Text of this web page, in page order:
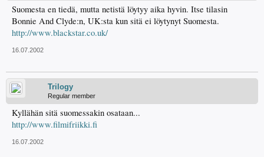
Suomesta en tiedä, mutta netistä löytyy aika hyvin. Itse tilasin
Bonnie And Clyde:n, UK:sta kun sitä ei löytynyt Suomesta.
http://www.blackstar.co.uk/
16.07.2002
Trilogy
Regular member
Kyllähän sitä suomessakin osataan...
http://www.filmifriikki.fi
16.07.2002